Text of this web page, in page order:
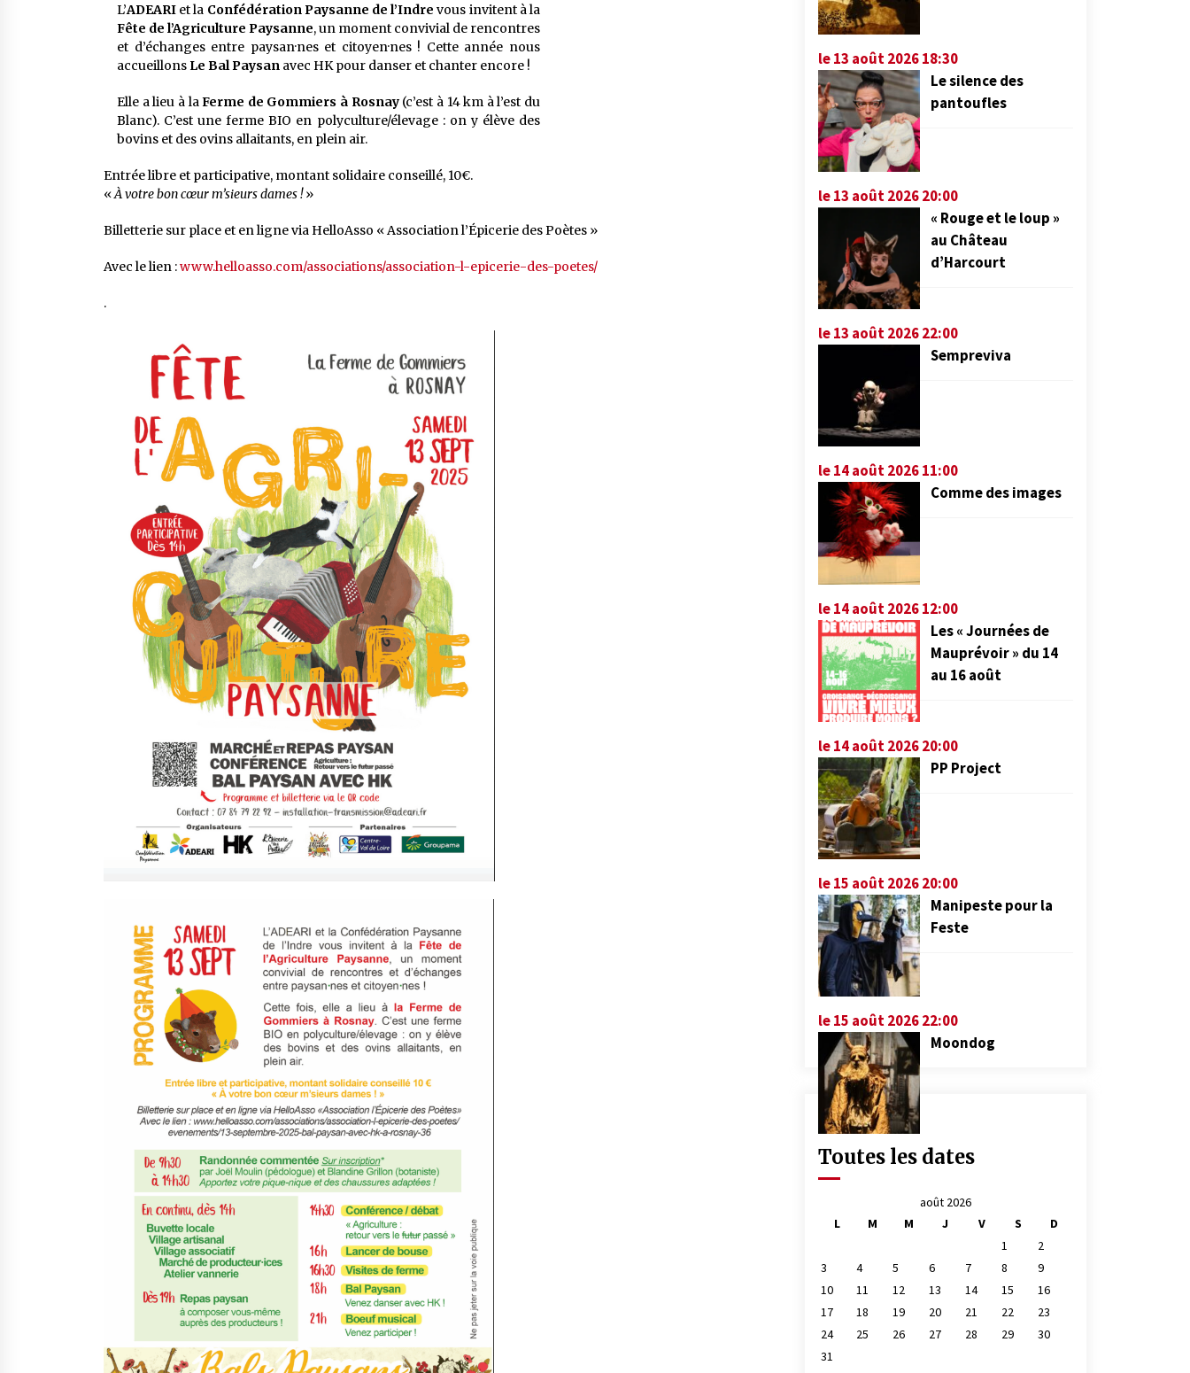
L’ADEARI et la Confédération Paysanne de l’Indre vous invitent à la
Fête de l’Agriculture Paysanne, un moment convivial de rencontres
et d’échanges entre paysan·nes et citoyen·nes ! Cette année nous
accueillons Le Bal Paysan avec HK pour danser et chanter encore !
Elle a lieu à laFerme de Gommiers à Rosnay(c’est à 14 km à l’est du
Blanc). C’est une ferme BIO en polyculture/élevage : on y élève des
bovins et des ovins allaitants, en plein air.
Entrée libre et participative, montant solidaire conseillé, 10€.
«À votre bon cœur m’sieurs dames !»
Billetterie sur place et en ligne via HelloAsso « Association l’Épicerie des Poètes »
Avec le lien :www.helloasso.com/associations/association-l-epicerie-des-poetes/
.
le 13 août 2026 18:30
Le silence des
pantoufles
le 13 août 2026 20:00
« Rouge et le loup »
au Château
d’Harcourt
le 13 août 2026 22:00
Sempreviva
le 14 août 2026 11:00
Comme des images
le 14 août 2026 12:00
Les « Journées de
Mauprévoir » du 14
au 16 août
le 14 août 2026 20:00
PP Project
le 15 août 2026 20:00
Manipeste pour la
Feste
le 15 août 2026 22:00
Moondog
Toutes les dates
août 2026
L
M M J V S
D
1
2
3
4 5 6 7 8
9
10
11 12 13 14 15
16
17
18 19 20 21 22
23
24
25 26 27 28 29
30
31